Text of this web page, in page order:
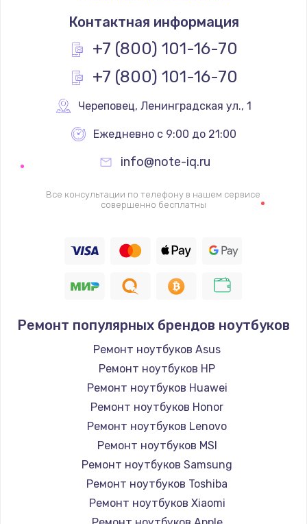
Контактная информация
+7 (800) 101-16-70
+7 (800) 101-16-70
Череповец, Ленинградская ул., 1
Ежедневно с 9:00 до 21:00
info@note-iq.ru
Все консультации по телефону в нашем сервисе
совершенно бесплатны
Ремонт популярных брендов ноутбуков
Ремонт ноутбуков Asus
Ремонт ноутбуков HP
Ремонт ноутбуков Huawei
Ремонт ноутбуков Honor
Ремонт ноутбуков Lenovo
Ремонт ноутбуков MSI
Ремонт ноутбуков Samsung
Ремонт ноутбуков Toshiba
Ремонт ноутбуков Xiaomi